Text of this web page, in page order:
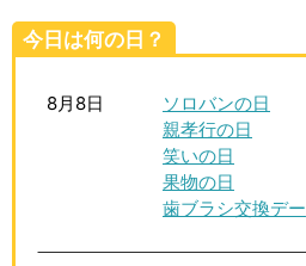
今日は何の日？
8月8日
ソロバンの日
親孝行の日
笑いの日
果物の日
歯ブラシ交換デー